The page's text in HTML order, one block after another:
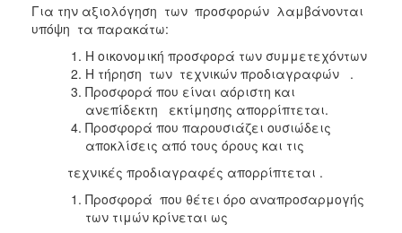
Για την αξιολόγηση των προσφορών λαμβάνονται
υπόψη τα παρακάτω:
Η οικονομική προσφορά των συμμετεχόντων
Η τήρηση των τεχνικών προδιαγραφών .
Προσφορά που είναι αόριστη και
ανεπίδεκτη εκτίμησης απορρίπτεται.
Προσφορά που παρουσιάζει ουσιώδεις
αποκλίσεις από τους όρους και τις
τεχνικές προδιαγραφές απορρίπτεται .
Προσφορά που θέτει όρο αναπροσαρμογής
των τιμών κρίνεται ως